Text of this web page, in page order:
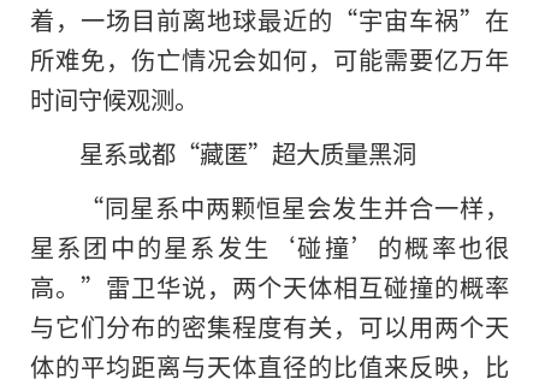
着，一场目前离地球最近的“宇宙车祸”在
所难免，伤亡情况会如何，可能需要亿万年
时间守候观测。
星系或都“藏匿”超大质量黑洞
“同星系中两颗恒星会发生并合一样，
星系团中的星系发生‘碰撞’的概率也很
高。”雷卫华说，两个天体相互碰撞的概率
与它们分布的密集程度有关，可以用两个天
体的平均距离与天体直径的比值来反映，比